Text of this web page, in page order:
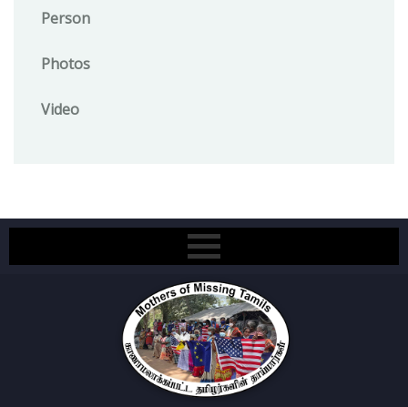
Person
Photos
Video